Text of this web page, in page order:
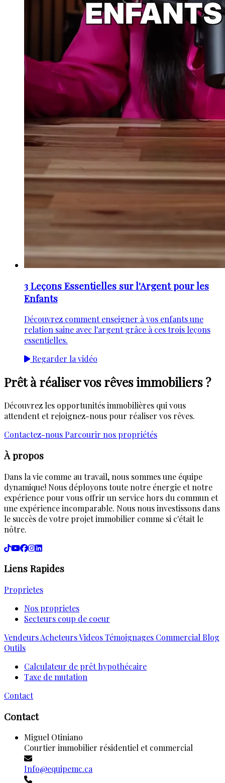
3 Leçons Essentielles sur l'Argent pour les
Enfants
Découvrez comment enseigner à vos enfants une
relation saine avec l'argent grâce à ces trois leçons
essentielles.
Regarder la vidéo
Prêt à réaliser vos rêves immobiliers ?
Découvrez les opportunités immobilières qui vous
attendent et rejoignez-nous pour réaliser vos rêves.
Contactez-nous Parcourir nos propriétés
À propos
Dans la vie comme au travail, nous sommes une équipe
dynamique! Nous déployons toute notre énergie et notre
expérience pour vous offrir un service hors du commun et
une expérience incomparable. Nous nous investissons dans
le succès de votre projet immobilier comme si c'était le
nôtre.
Liens Rapides
Proprietes
Nos proprietes
Secteurs coup de coeur
VendeursAcheteursVideosTémoignages Commercial Blog
Outils
Calculateur de prêt hypothécaire
Taxe de mutation
Contact
Contact
Miguel Otiniano
Courtier immobilier résidentiel et commercial
Info@equipemc.ca